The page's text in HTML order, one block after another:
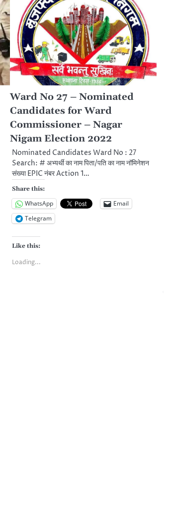
Ward No 27 – Nominated
Candidates for Ward
Commissioner – Nagar
Nigam Election 2022
Nominated Candidates Ward No : 27
Search: # अभ्यर्थी का नाम पिता/पति का नाम नॉमिनेशन
संख्या EPIC नंबर Action 1…
Share this:
WhatsApp
Email
Telegram
Like this:
Loading...